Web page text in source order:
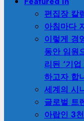
편집장 칼
아침마다
이렇게 경
동안 임원
리된 ‘기
하고자 합
세계의 시
글로벌 트
아랍인 3